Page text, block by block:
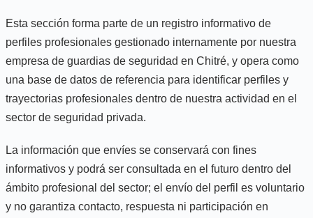
Esta sección forma parte de un registro informativo de
perfiles profesionales gestionado internamente por nuestra
empresa de guardias de seguridad en Chitré, y opera como
una base de datos de referencia para identificar perfiles y
trayectorias profesionales dentro de nuestra actividad en el
sector de seguridad privada.
La información que envíes se conservará con fines
informativos y podrá ser consultada en el futuro dentro del
ámbito profesional del sector; el envío del perfil es voluntario
y no garantiza contacto, respuesta ni participación en